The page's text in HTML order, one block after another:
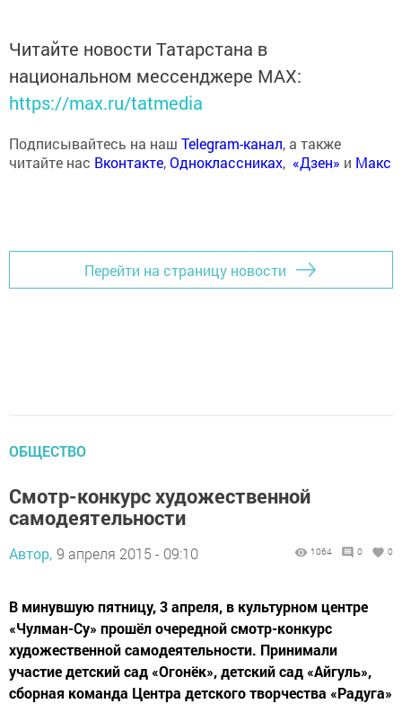
Читайте новости Татарстана в
национальном мессенджере MАХ:
https://max.ru/tatmedia
Подписывайтесь на наш Telegram-канал, а также
читайте нас Вконтакте,Одноклассниках, «Дзен» и Макс
Перейти на страницу новости
ОБЩЕСТВО
Смотр-конкурс художественной
самодеятельности
Автор, 9 апреля 2015 - 09:10 1064 0 0
В минувшую пятницу, 3 апреля, в культурном центре
«Чулман-Су» прошёл очередной смотр-конкурс
художественной самодеятельности. Принимали
участие детский сад «Огонёк», детский сад «Айгуль»,
сборная команда Центра детского творчества «Радуга»